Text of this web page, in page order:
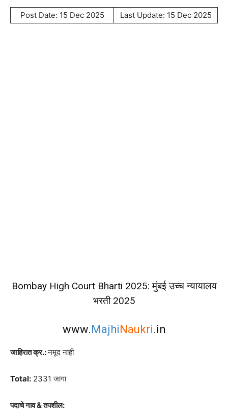
Post Date: 15 Dec 2025 Last Update: 15 Dec 2025
Bombay High Court Bharti 2025: मुंबई उच्च न्यायालय
भरती 2025
www.MajhiNaukri.in
जाहिरात क्र.:नमूद नाही
Total: 2331 जागा
पदाचे नाव & तपशील: